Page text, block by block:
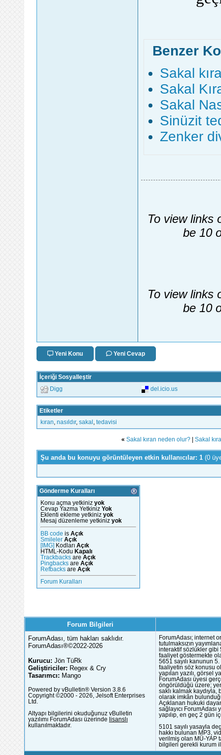
Benzer
Sakal
Sakal
Sakal
Sinüzit
Zenker
To view links
be 10
To view links
be 10
Yeni Konu Yeni Cevap
İçeriği Sosyalleştir
Digg del.icio.us
Etiketler
kıran nasıldır, sakal tedavisi
« Sakal kıran neden olur?| Sakal
Şu anda bu konuyu görüntüleyen etkin kullanıcılar: 1 (0
Gönderme Kuralları
Konu açma yetkiniz yok
Cevap Yazma Yetkiniz Yok
Eklenti ekleme yetkiniz yok
Mesaj düzenleme yetkiniz yok
BB code is Açık
Smileler Açık
[IMG] Kodları Açık
HTML-Kodu Kapalı
Trackbacks are Açık
Pingbacks are Açık
Refbacks are Açık
Forum Kuralları
Forum Bilgileri
ForumAdası, tüm hakları saklıdır.
ForumAdası®©2022-2026
Kurucu: Jön TüRk
Geliştiriciler: Regex & Cry
Tasarımcı: Mango
Powered by vBulletin® Version 3.8.6
Copyright ©2000 - 2026, Jelsoft Enterprises
Ltd.
Altyapı bilgilerini okuduğunuz vBulletin
yazılımı ForumAdası üzerinde lisanslı
kullanılmaktadır.
ForumAdası; internet
tutulmaksızın
interaktif sözlükler gibi
faaliyet göstermekte
5651 sayılı kanunun
faaliyetin söz konusu
yapılan yazılı, görsel
ForumAdası üyesi
öngörüldüğü üzere;
saklı kalmak
olarak imkân
Açıklanan hukuki
sağlayıcı
yapılıp, en geç 2 gün
5101 sayılı yasayla
hakkı bulunan MP3,
verilmiş olan MÜ-YAP
bilgileri gerekli kurum